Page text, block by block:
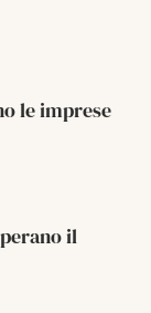
le imprese
il